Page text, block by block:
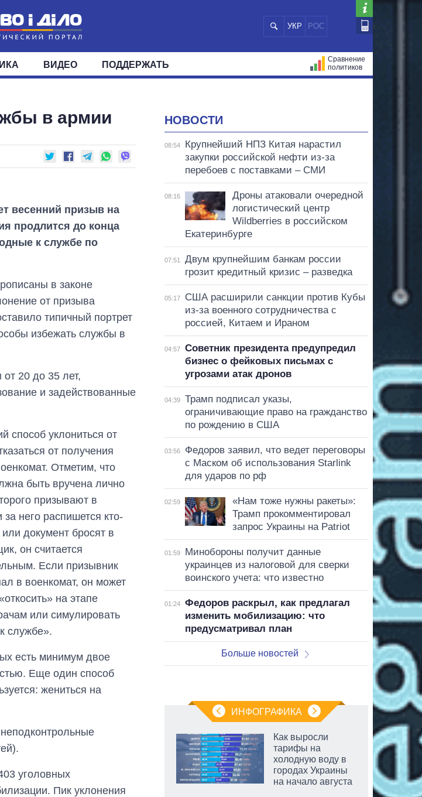
УКР РОС
ОБЩЕСТВО МИР
ФРАКЦИИ ОКРУГА
ВИДЕО ПОДДЕРЖАТЬ
Сравнение
политиков
в армии
весенний призыв на
продлится до конца
к службе по
в законе
от призыва
типичный портрет
избежать службы в
20 до 35 лет,
и задействованные
способ уклониться от
от получения
Отметим, что
быть вручена лично
призывают в
него распишется кто-
документ бросят в
он считается
Если призывник
в военкомат, он может
на этапе
или симулировать
службе».
есть минимум двое
Еще один способ
жениться на
уголовных
Пик уклонения
НОВОСТИ
08:54
Крупнейший НПЗ Китая нарастил
закупки российской нефти из-за
перебоев с поставками – СМИ
08:16
Дроны атаковали очередной
логистический центр
Wildberries в российском
Екатеринбурге
07:51
Двум крупнейшим банкам россии
грозит кредитный кризис – разведка
05:17
США расширили санкции против Кубы
из-за военного сотрудничества с
россией, Китаем и Ираном
04:57
Советник президента предупредил
бизнес о фейковых письмах с
угрозами атак дронов
04:39
Трамп подписал указы,
ограничивающие право на гражданство
по рождению в США
03:56
Федоров заявил, что ведет переговоры
с Маском об использования Starlink
для ударов по рф
02:59
«Нам тоже нужны ракеты»:
Трамп прокомментировал
запрос Украины на Patriot
01:59
Минобороны получит данные
украинцев из налоговой для сверки
воинского учета: что известно
01:24
Федоров раскрыл, как предлагал
изменить мобилизацию: что
предусматривал план
Больше новостей
ИНФОГРАФИКА
Как изменился
обороны за 13 лет
Как выросли
тарифы на
холодную воду в
городах Украины
на начало августа